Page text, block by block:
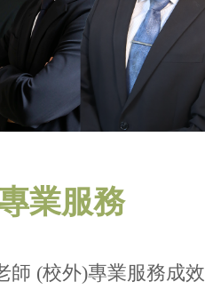
業服務
師 (校外)專業服務成效